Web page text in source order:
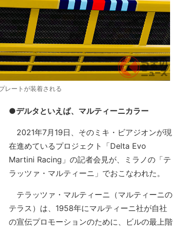
レートが装着される
●デルタといえば、マルティーニカラー
2021年7月19日、そのミキ・ビアジオンが現
在進めているプロジェクト「Delta Evo
Martini Racing」の記者会見が、ミラノの「テ
ラッツァ・マルティーニ」でおこなわれた。
テラッツァ・マルティーニ（マルティーニの
テラス）は、1958年にマルティーニ社が自社
の宣伝プロモーションのために、ビルの最上階